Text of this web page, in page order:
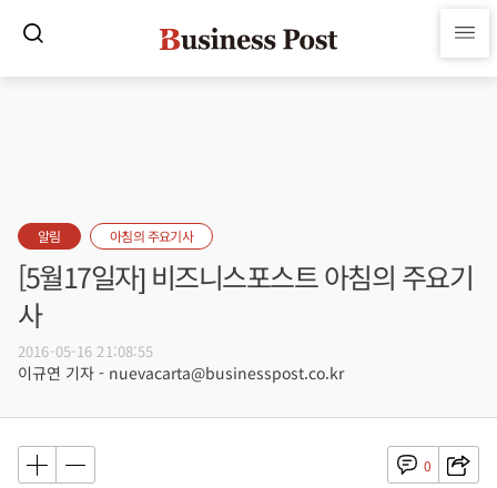
알림 아침의 주요기사
[5월17일자] 비즈니스포스트 아침의 주요기
사
2016-05-16 21:08:55
이규연 기자 - nuevacarta@businesspost.co.kr
0